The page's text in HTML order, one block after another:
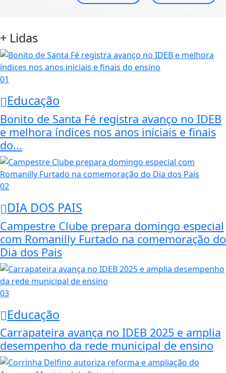
+ Lidas
01
Educação
Bonito de Santa Fé registra avanço no IDEB
e melhora índices nos anos iniciais e finais
do...
02
DIA DOS PAIS
Campestre Clube prepara domingo especial
com Romanilly Furtado na comemoração do
Dia dos Pais
03
Educação
Carrapateira avança no IDEB 2025 e amplia
desempenho da rede municipal de ensino